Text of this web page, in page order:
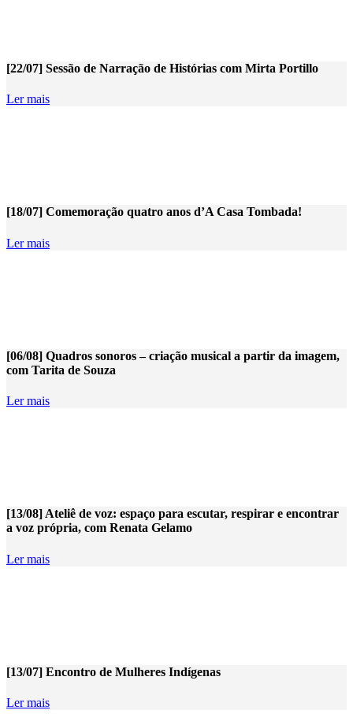
[22/07] Sessão de Narração de Histórias com Mirta Portillo
Ler mais
[18/07] Comemoração quatro anos d’A Casa Tombada!
Ler mais
[06/08] Quadros sonoros – criação musical a partir da imagem,
com Tarita de Souza
Ler mais
[13/08] Ateliê de voz: espaço para escutar, respirar e encontrar
a voz própria, com Renata Gelamo
Ler mais
[13/07] Encontro de Mulheres Indígenas
Ler mais